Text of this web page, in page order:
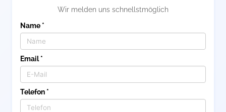
Wir melden uns schnellstmöglich
Name *
Email *
Telefon *